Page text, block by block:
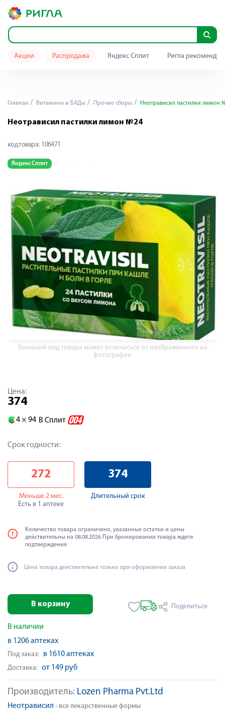
Акции Распродажа Яндекс Сплит Ригла
Главная Витамины и БАДы Прочие сборы Неотрависил пастилки лимон
Неотрависил пастилки лимон №24
код товара: 106471
Яндекс Сплит
Внешний вид товара может отличаться от изображённого на
фотографии
Производитель: Lozen Pharma Pvt.Ltd
Неотрависил - все лекарственные формы
Цена:
374
4 × 94 В Сплит
Срок годности:
272
Меньше 2 мес.
Есть в 1 аптеке
374
Длительный срок
Количество товара ограничено, указанные остатки и цены
действительны на 08.08.2026 При бронировании товара ждите
подтверждения
Цена товара действительна только при оформлении заказа
В корзину Поделиться
В наличии
в 1206 аптеках
Под заказ: в 1610 аптеках
Доставка: от 149 руб